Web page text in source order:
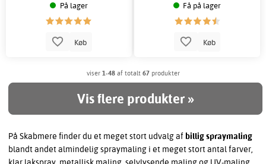
På lager
Køb
Få på lager
Køb
viser 1-48af totalt 67produkter
Vis flere produkter »
På Skabmere finder du et meget stort udvalg af billig spraymaling
blandt andet almindelig spraymaling i et meget stort antal farver,